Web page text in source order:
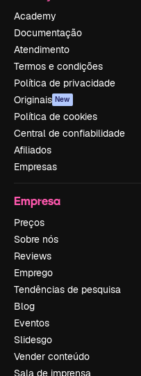
Academy
Documentação
Atendimento
Termos e condições
Política de privacidade
Originais New
Política de cookies
Central de confiabilidade
Afiliados
Empresas
Empresa
Preços
Sobre nós
Reviews
Emprego
Tendências de pesquisa
Blog
Eventos
Slidesgo
Vender conteúdo
Sala de imprensa